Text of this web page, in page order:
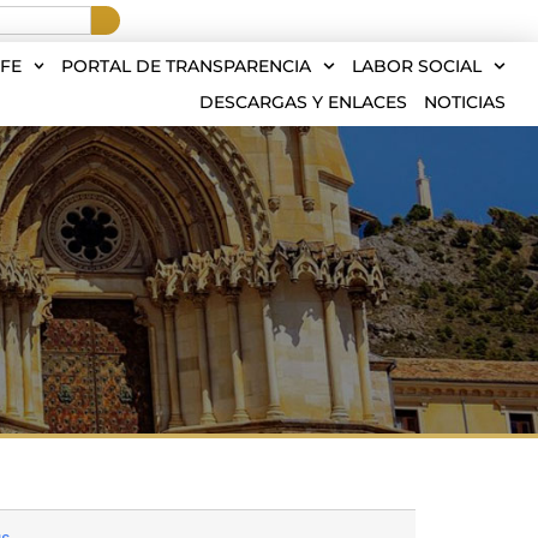
PORTAL DE TRANSPARENCIA
LABOR SOCIAL
DESCARGAS Y ENLACES
NOTICIAS